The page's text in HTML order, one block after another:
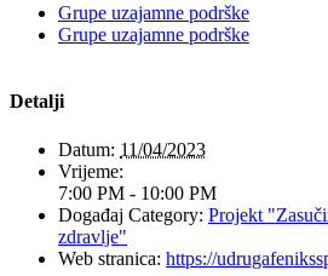
Grupe uzajamne podrške
Grupe uzajamne podrške
Detalji
Datum: 11/04/2023
Vrijeme:
7:00 PM - 10:00 PM
Događaj Category: Projekt
zdravlje"
Web stranica: https://